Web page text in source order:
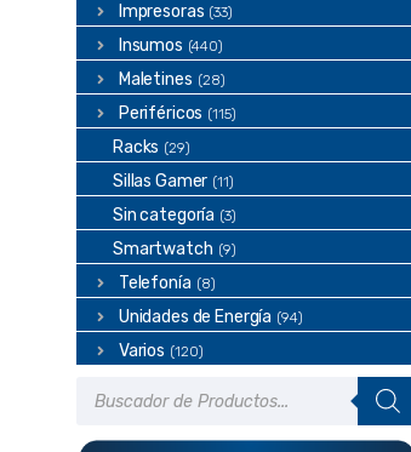
Impresoras (33)
Insumos (440)
Maletines (28)
Periféricos (115)
Racks (29)
Sillas Gamer (11)
Sin categoría (3)
Smartwatch (9)
Telefonía (8)
Unidades de Energía (94)
Varios (120)
de